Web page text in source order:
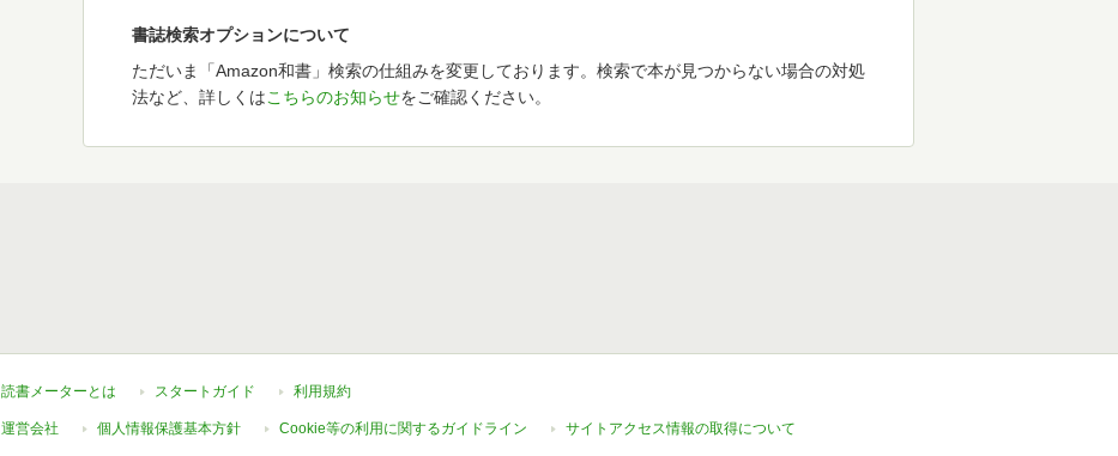
書誌検索オプションについて
ただいま「Amazon和書」検索の仕組みを変更しております。検索で本が見つからない場合の対処
法など、詳しくはこちらのお知らせをご確認ください。
読書メーターとは スタートガイド 利用規約
運営会社 個人情報保護基本方針 Cookie等の利用に関するガイドライン サイトアクセス情報の取得について